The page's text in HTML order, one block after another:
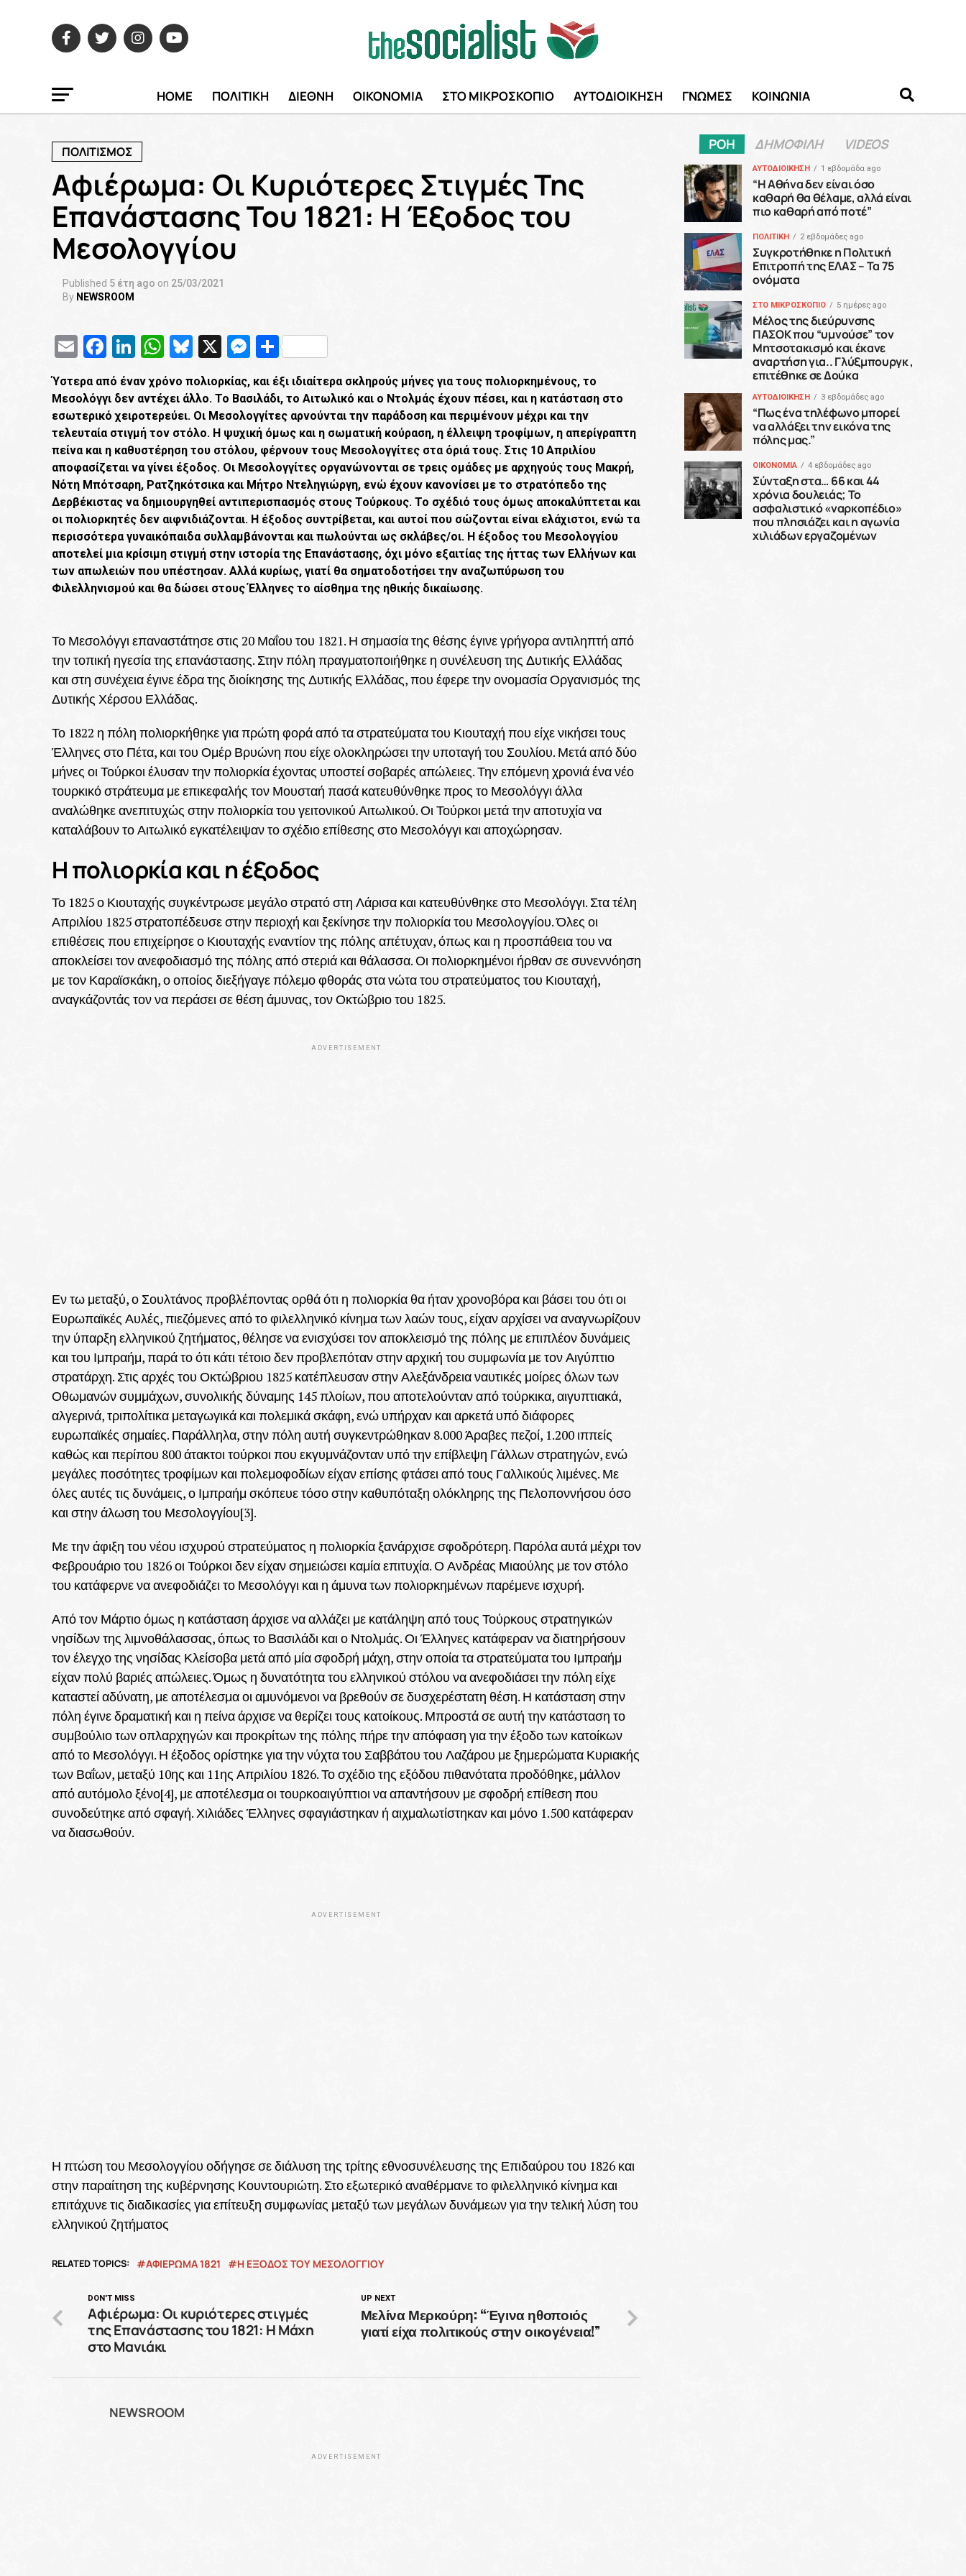
HOME ΠΟΛΙΤΙΚΗ ΔΙΕΘΝΗ ΟΙΚΟΝΟΜΙΑ ΣΤΟ ΜΙΚΡΟΣΚΟΠΙΟ ΑΥΤΟΔΙΟΙΚΗΣΗ ΓΝΩΜΕΣ ΚΟΙΝΩΝΙΑ
ΠΟΛΙΤΙΣΜΟΣ
Αφιέρωμα: Οι Κυριότερες Στιγμές Της
Επανάστασης Του 1821: Η Έξοδος του
Μεσολογγίου
Published 5 έτη ago on 25/03/2021
By NEWSROOM
EmailFacebook
LinkedIn
WhatsApp
Bluesky
X Messenger
Μοιραστείτε
Ύστερα από έναν χρόνο πολιορκίας, και έξι ιδιαίτερα σκληρούς μήνες για τους πολιορκημένους, το
Μεσολόγγι δεν αντέχει άλλο. Το Βασιλάδι, το Αιτωλικό και ο Ντολμάς έχουν πέσει, και η κατάσταση στο
εσωτερικό χειροτερεύει. Οι Μεσολογγίτες αρνούνται την παράδοση και περιμένουν μέχρι και την
τελευταία στιγμή τον στόλο. Η ψυχική όμως και η σωματική κούραση, η έλλειψη τροφίμων, η απερίγραπτη
πείνα και η καθυστέρηση του στόλου, φέρνουν τους Μεσολογγίτες στα όριά τους. Στις 10 Απριλίου
αποφασίζεται να γίνει έξοδος. Οι Μεσολογγίτες οργανώνονται σε τρεις ομάδες με αρχηγούς τους Μακρή,
Νότη Μπότσαρη, Ρατζηκότσικα και Μήτρο Ντεληγιώργη, ενώ έχουν κανονίσει με το στρατόπεδο της
Δερβέκιστας να δημιουργηθεί αντιπερισπασμός στους Τούρκους. Το σχέδιό τους όμως αποκαλύπτεται και
οι πολιορκητές δεν αιφνιδιάζονται. Η έξοδος συντρίβεται, και αυτοί που σώζονται είναι ελάχιστοι, ενώ τα
περισσότερα γυναικόπαιδα συλλαμβάνονται και πωλούνται ως σκλάβες/οι. Η έξοδος του Μεσολογγίου
αποτελεί μια κρίσιμη στιγμή στην ιστορία της Επανάστασης, όχι μόνο εξαιτίας της ήττας των Ελλήνων και
των απωλειών που υπέστησαν. Αλλά κυρίως, γιατί θα σηματοδοτήσει την αναζωπύρωση του
Φιλελληνισμού και θα δώσει στους Έλληνες το αίσθημα της ηθικής δικαίωσης.
Το Μεσολόγγι επαναστάτησε στις 20 Μαΐου του 1821. Η σημασία της θέσης έγινε γρήγορα αντιληπτή από
την τοπική ηγεσία της επανάστασης. Στην πόλη πραγματοποιήθηκε η συνέλευση της Δυτικής Ελλάδας
και στη συνέχεια έγινε έδρα της διοίκησης της Δυτικής Ελλάδας, που έφερε την ονομασία Οργανισμός της
Δυτικής Χέρσου Ελλάδας.
Το 1822 η πόλη πολιορκήθηκε για πρώτη φορά από τα στρατεύματα του Κιουταχή που είχε νικήσει τους
Έλληνες στο Πέτα, και του Ομέρ Βρυώνη που είχε ολοκληρώσει την υποταγή του Σουλίου. Μετά από δύο
μήνες οι Τούρκοι έλυσαν την πολιορκία έχοντας υποστεί σοβαρές απώλειες. Την επόμενη χρονιά ένα νέο
τουρκικό στράτευμα με επικεφαλής τον Μουσταή πασά κατευθύνθηκε προς το Μεσολόγγι άλλα
αναλώθηκε ανεπιτυχώς στην πολιορκία του γειτονικού Αιτωλικού. Οι Τούρκοι μετά την αποτυχία να
καταλάβουν το Αιτωλικό εγκατέλειψαν το σχέδιο επίθεσης στο Μεσολόγγι και αποχώρησαν.
Η πολιορκία και η έξοδος
Το 1825 ο Κιουταχής συγκέντρωσε μεγάλο στρατό στη Λάρισα και κατευθύνθηκε στο Μεσολόγγι. Στα τέλη
Απριλίου 1825 στρατοπέδευσε στην περιοχή και ξεκίνησε την πολιορκία του Μεσολογγίου. Όλες οι
επιθέσεις που επιχείρησε ο Κιουταχής εναντίον της πόλης απέτυχαν, όπως και η προσπάθεια του να
αποκλείσει τον ανεφοδιασμό της πόλης από στεριά και θάλασσα. Οι πολιορκημένοι ήρθαν σε συνεννόηση
με τον Καραϊσκάκη, ο οποίος διεξήγαγε πόλεμο φθοράς στα νώτα του στρατεύματος του Κιουταχή,
αναγκάζοντάς τον να περάσει σε θέση άμυνας, τον Οκτώβριο του 1825.
ADVERTISEMENT
Εν τω μεταξύ, ο Σουλτάνος προβλέποντας ορθά ότι η πολιορκία θα ήταν χρονοβόρα και βάσει του ότι οι
Ευρωπαϊκές Αυλές, πιεζόμενες από το φιλελληνικό κίνημα των λαών τους, είχαν αρχίσει να αναγνωρίζουν
την ύπαρξη ελληνικού ζητήματος, θέλησε να ενισχύσει τον αποκλεισμό της πόλης με επιπλέον δυνάμεις
και του Ιμπραήμ, παρά το ότι κάτι τέτοιο δεν προβλεπόταν στην αρχική του συμφωνία με τον Αιγύπτιο
στρατάρχη. Στις αρχές του Οκτώβριου 1825 κατέπλευσαν στην Αλεξάνδρεια ναυτικές μοίρες όλων των
Οθωμανών συμμάχων, συνολικής δύναμης 145 πλοίων, που αποτελούνταν από τούρκικα, αιγυπτιακά,
αλγερινά, τριπολίτικα μεταγωγικά και πολεμικά σκάφη, ενώ υπήρχαν και αρκετά υπό διάφορες
ευρωπαϊκές σημαίες. Παράλληλα, στην πόλη αυτή συγκεντρώθηκαν 8.000 Άραβες πεζοί, 1.200 ιππείς
καθώς και περίπου 800 άτακτοι τούρκοι που εκγυμνάζονταν υπό την επίβλεψη Γάλλων στρατηγών, ενώ
μεγάλες ποσότητες τροφίμων και πολεμοφοδίων είχαν επίσης φτάσει από τους Γαλλικούς λιμένες. Με
όλες αυτές τις δυνάμεις, ο Ιμπραήμ σκόπευε τόσο στην καθυπόταξη ολόκληρης της Πελοποννήσου όσο
και στην άλωση του Μεσολογγίου[3].
Με την άφιξη του νέου ισχυρού στρατεύματος η πολιορκία ξανάρχισε σφοδρότερη. Παρόλα αυτά μέχρι τον
Φεβρουάριο του 1826 οι Τούρκοι δεν είχαν σημειώσει καμία επιτυχία. Ο Ανδρέας Μιαούλης με τον στόλο
του κατάφερνε να ανεφοδιάζει το Μεσολόγγι και η άμυνα των πολιορκημένων παρέμενε ισχυρή.
Από τον Μάρτιο όμως η κατάσταση άρχισε να αλλάζει με κατάληψη από τους Τούρκους στρατηγικών
νησίδων της λιμνοθάλασσας, όπως το Βασιλάδι και ο Ντολμάς. Οι Έλληνες κατάφεραν να διατηρήσουν
τον έλεγχο της νησίδας Κλείσοβα μετά από μία σφοδρή μάχη, στην οποία τα στρατεύματα του Ιμπραήμ
είχαν πολύ βαριές απώλειες. Όμως η δυνατότητα του ελληνικού στόλου να ανεφοδιάσει την πόλη είχε
καταστεί αδύνατη, με αποτέλεσμα οι αμυνόμενοι να βρεθούν σε δυσχερέστατη θέση. Η κατάσταση στην
πόλη έγινε δραματική και η πείνα άρχισε να θερίζει τους κατοίκους. Μπροστά σε αυτή την κατάσταση το
συμβούλιο των οπλαρχηγών και προκρίτων της πόλης πήρε την απόφαση για την έξοδο των κατοίκων
από το Μεσολόγγι. Η έξοδος ορίστηκε για την νύχτα του Σαββάτου του Λαζάρου με ξημερώματα Κυριακής
των Βαΐων, μεταξύ 10ης και 11ης Απριλίου 1826. Το σχέδιο της εξόδου πιθανότατα προδόθηκε, μάλλον
από αυτόμολο ξένο[4], με αποτέλεσμα οι τουρκοαιγύπτιοι να απαντήσουν με σφοδρή επίθεση που
συνοδεύτηκε από σφαγή. Χιλιάδες Έλληνες σφαγιάστηκαν ή αιχμαλωτίστηκαν και μόνο 1.500 κατάφεραν
να διασωθούν.
ADVERTISEMENT
Η πτώση του Μεσολογγίου οδήγησε σε διάλυση της τρίτης εθνοσυνέλευσης της Επιδαύρου του 1826 και
στην παραίτηση της κυβέρνησης Κουντουριώτη. Στο εξωτερικό αναθέρμανε το φιλελληνικό κίνημα και
επιτάχυνε τις διαδικασίες για επίτευξη συμφωνίας μεταξύ των μεγάλων δυνάμεων για την τελική λύση του
ελληνικού ζητήματος
RELATED TOPICS: ΑΦΙΕΡΩΜΑ 1821 Η ΈΞΟΔΟΣ ΤΟΥ ΜΕΣΟΛΟΓΓΊΟΥ
UP NEXT
Μελίνα Μερκούρη: “Έγινα ηθοποιός
γιατί είχα πολιτικούς στην οικογένεια!”
DON'T MISS
Αφιέρωμα: Οι κυριότερες στιγμές
της Επανάστασης του 1821: Η Μάχη
στο Μανιάκι
NEWSROOM
ADVERTISEMENT
ΡΟΗ ΔΗΜΟΦΙΛΗ VIDEOS
ΑΥΤΟΔΙΟΙΚΗΣΗ 1 εβδομάδα ago
“H Αθήνα δεν είναι όσο
καθαρή θα θέλαμε, αλλά είναι
πιο καθαρή από ποτέ”
ΠΟΛΙΤΙΚΗ 2 εβδομάδες ago
Συγκροτήθηκε η Πολιτική
Επιτροπή της ΕΛΑΣ – Τα 75
ονόματα
ΣΤΟ ΜΙΚΡΟΣΚΟΠΙΟ 5 ημέρες ago
Μέλος της διεύρυνσης
ΠΑΣΟΚ που “υμνούσε” τον
Μητσοτακισμό και έκανε
αναρτήση για.. Γλύξμπουργκ ,
επιτέθηκε σε Δούκα
ΑΥΤΟΔΙΟΙΚΗΣΗ 3 εβδομάδες ago
“Πως ένα τηλέφωνο μπορεί
να αλλάξει την εικόνα της
πόλης μας.”
ΟΙΚΟΝΟΜΙΑ 4 εβδομάδες ago
Σύνταξη στα… 66 και 44
χρόνια δουλειάς; Το
ασφαλιστικό «ναρκοπέδιο»
που πλησιάζει και η αγωνία
χιλιάδων εργαζομένων